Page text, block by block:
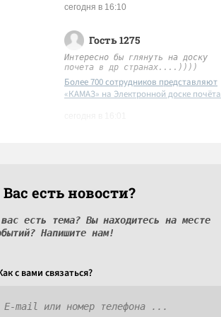
сегодня в 16:10
Гость 1275
Интересно бы глянуть на доску
почета в др странах....))))
Более 700 сотрудников представляют
«КАМАЗ» на Электронной доске почёта
есть новости?
есть тема? Вы находитесь на месте
Напишите нам!
c вами связаться?